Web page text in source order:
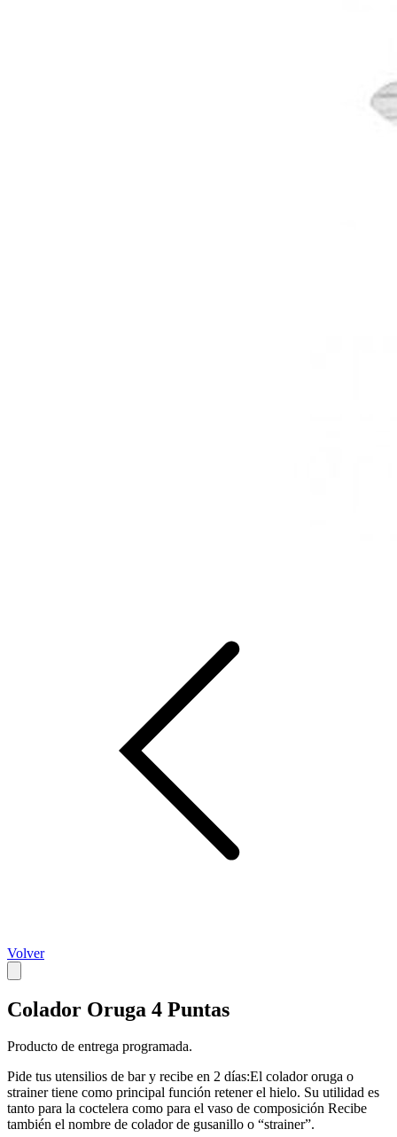
Volver
Colador Oruga 4 Puntas
Producto de entrega programada.
Pide tus utensilios de bar y recibe en 2 días:El colador oruga o
strainer tiene como principal función retener el hielo. Su utilidad es
tanto para la coctelera como para el vaso de composición Recibe
también el nombre de colador de gusanillo o “strainer”.